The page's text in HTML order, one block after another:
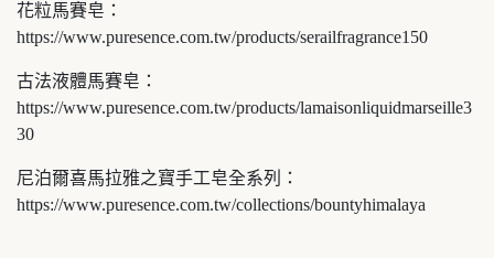
花粒馬賽皂：
https://www.puresence.com.tw/products/serailfragrance150
古法液體馬賽皂：
https://www.puresence.com.tw/products/lamaisonliquidmarseille3
30
尼泊爾喜馬拉雅之寶手工皂全系列：
https://www.puresence.com.tw/collections/bountyhimalaya